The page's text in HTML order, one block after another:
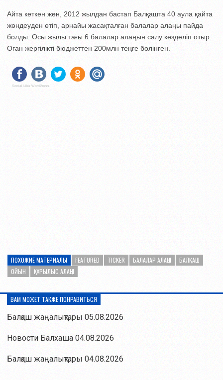
Айта кеткен жөн, 2012 жылдан бастап Балқашта 40 аула қайта
жөндеуден өтіп, арнайы жасақталған балалар алаңы пайда
болды. Осы жылы тағы 6 балалар алаңын салу көзделіп отыр.
Оған жергілікті бюджеттен 200млн теңге бөлінген.
Social Like WordPress
ПОХОЖИЕ МАТЕРИАЛЫ FEATURED TICKER БАЛАЛАР АЛАҢЫ
БАЛҚАШ
ОЙЫН
ҚҰРЫЛЫС АЛАҢЫ
ВАМ МОЖЕТ ТАКЖЕ ПОНРАВИТЬСЯ
Балқаш жаңалықтары 05.08.2026
Новости Балхаша 04.08.2026
Балқаш жаңалықтары 04.08.2026